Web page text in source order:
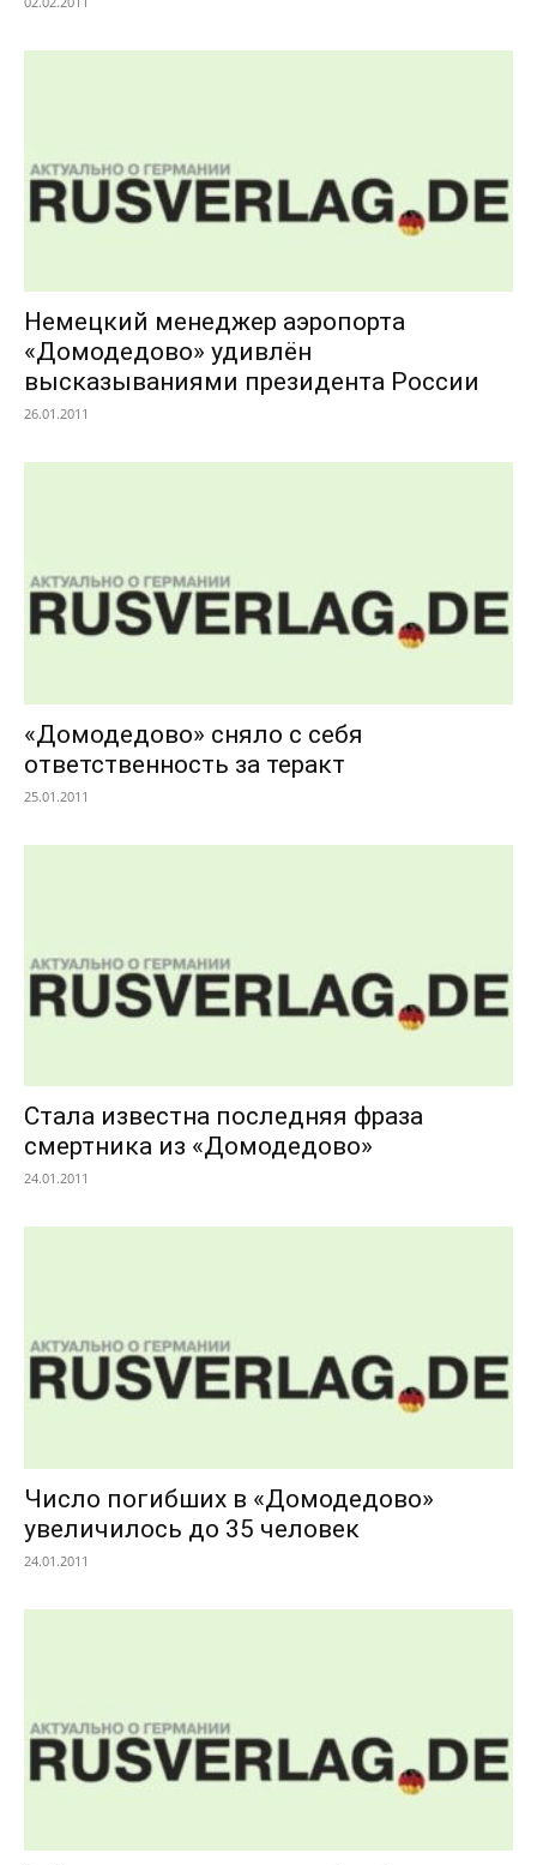
Немецкий менеджер аэропорта
«Домодедово» удивлён
высказываниями президента России
26.01.2011
«Домодедово» сняло с себя
ответственность за теракт
25.01.2011
Стала известна последняя фраза
смертника из «Домодедово»
24.01.2011
Число погибших в «Домодедово»
увеличилось до 35 человек
24.01.2011